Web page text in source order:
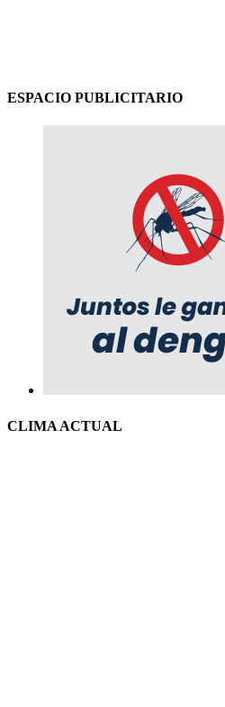
ESPACIO PUBLICITARIO
CLIMA ACTUAL